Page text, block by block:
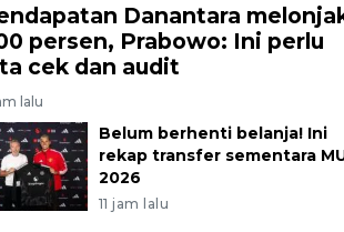
Danantara
persen, Prabowo: Ini perlu
cek dan audit
lalu
Belum berhenti belanja! Ini
rekap transfer sementara
2026
11 jam lalu